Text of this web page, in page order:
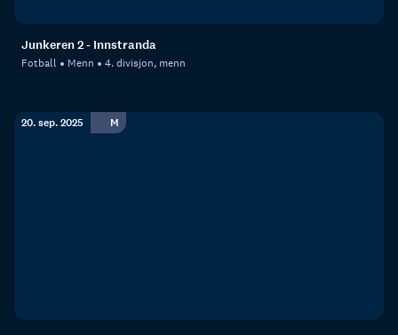
Junkeren 2 - Innstranda
Fotball Menn 4. divisjon, menn
20. sep. 2025 M